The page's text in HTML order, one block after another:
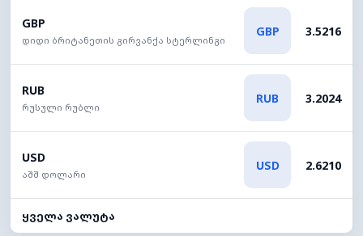
GBP
დიდი ბრიტანეთის გირვანქა სტერლინგი
GBP 3.5216
RUB
რუსული რუბლი
RUB 3.2024
USD
აშშ დოლარი
USD 2.6210
ყველა ვალუტა